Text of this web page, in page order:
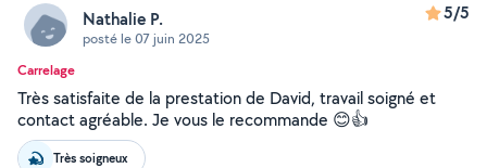
Nathalie P.
posté le 07 juin 2025
5/5
Carrelage
Très satisfaite de la prestation de David, travail soigné et
contact agréable. Je vous le recommande 😊👍
Très soigneux